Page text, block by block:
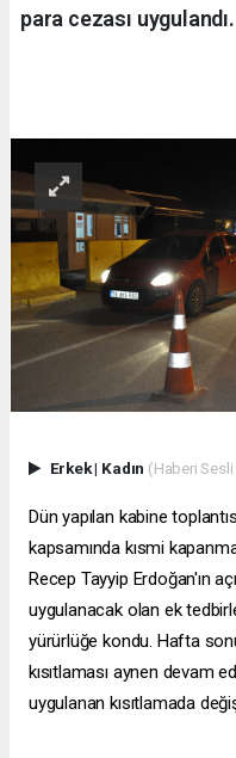
para cezası uygulandı.
Erkek| Kadın (Haberi
Dün yapılan kabine
kapsamında kısmi
Recep Tayyip Erdoğan'ın
uygulanacak olan ek
yürürlüğe kondu. Hafta
kısıtlaması aynen devam
uygulanan kısıtlamada